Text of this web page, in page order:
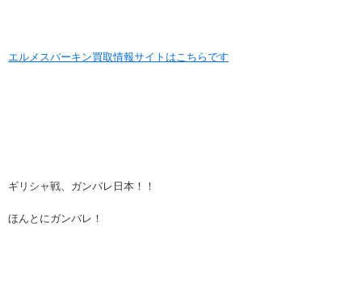
エルメスバーキン買取情報サイトはこちらです
ギリシャ戦、ガンバレ日本！！
ほんとにガンバレ！